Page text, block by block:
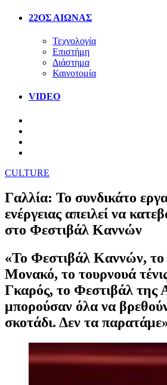
22ΟΣ ΑΙΩΝΑΣ
Τεχνολογία
Επιστήμη
Διάστημα
Καινοτομία
VIDEO
CULTURE
Γαλλία: Το συνδικάτο
ενέργειας απειλεί να
στο Φεστιβάλ Καννών
«Το Φεστιβάλ Καννών,
Μονακό, το τουρνουά
Γκαρός, το Φεστιβάλ της
μπορούσαν όλα να
σκοτάδι. Δεν τα